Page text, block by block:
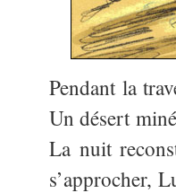
Pendant la
Un désert
La nuit
s’approcher,